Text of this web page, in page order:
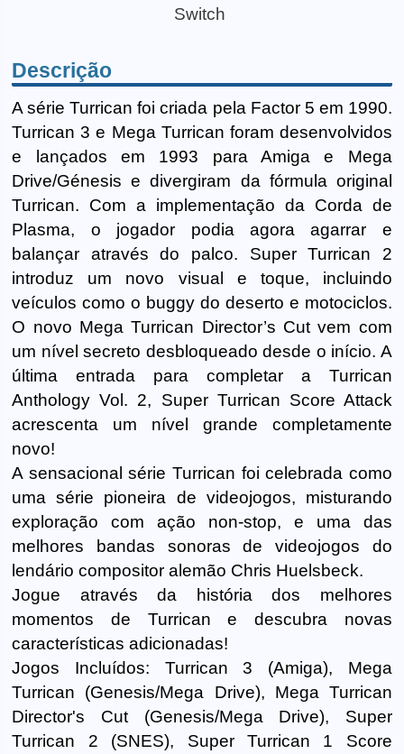
Switch
Descrição
A série Turrican foi criada pela Factor 5 em 1990.
Turrican 3 e Mega Turrican foram desenvolvidos
e lançados em 1993 para Amiga e Mega
Drive/Génesis e divergiram da fórmula original
Turrican. Com a implementação da Corda de
Plasma, o jogador podia agora agarrar e
balançar através do palco. Super Turrican 2
introduz um novo visual e toque, incluindo
veículos como o buggy do deserto e motociclos.
O novo Mega Turrican Director’s Cut vem com
um nível secreto desbloqueado desde o início. A
última entrada para completar a Turrican
Anthology Vol. 2, Super Turrican Score Attack
acrescenta um nível grande completamente
novo!
A sensacional série Turrican foi celebrada como
uma série pioneira de videojogos, misturando
exploração com ação non-stop, e uma das
melhores bandas sonoras de videojogos do
lendário compositor alemão Chris Huelsbeck.
Jogue através da história dos melhores
momentos de Turrican e descubra novas
características adicionadas!
Jogos Incluídos: Turrican 3 (Amiga), Mega
Turrican (Genesis/Mega Drive), Mega Turrican
Director's Cut (Genesis/Mega Drive), Super
Turrican 2 (SNES), Super Turrican 1 Score